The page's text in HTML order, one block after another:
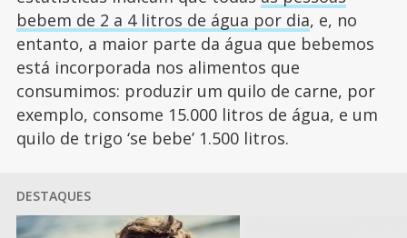
bebem de 2 a 4 litros de água por dia, e, no
entanto, a maior parte da água que bebemos
está incorporada nos alimentos que
consumimos: produzir um quilo de carne, por
exemplo, consome 15.000 litros de água, e um
quilo de trigo ‘se bebe’ 1.500 litros.
DESTAQUES